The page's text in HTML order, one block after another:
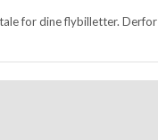
for dine flybilletter. Derfor